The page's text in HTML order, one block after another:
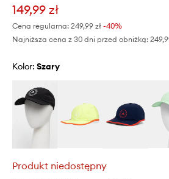
149,99 zł
Cena regularna: 249,99 zł -40%
Najniższa cena z 30 dni przed obniżką:
Kolor: szary
Produkt niedostępny